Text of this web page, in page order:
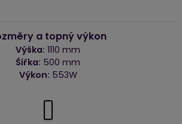
a topný výkon
Výška: 1110 mm
Šířka: 500 mm
Výkon: 553W